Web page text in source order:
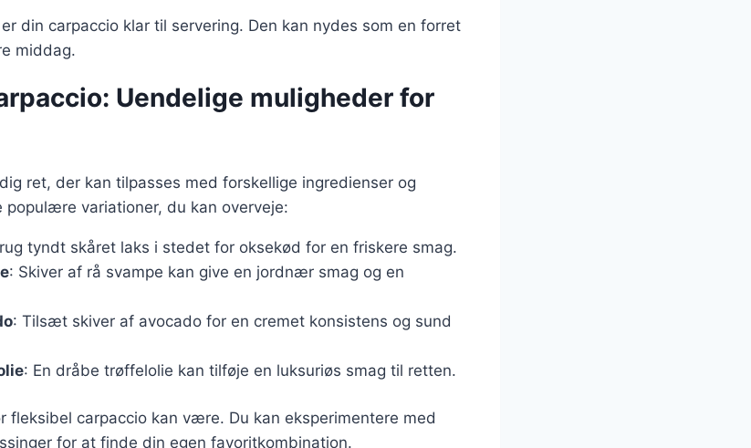
din carpaccio klar til servering. Den kan nydes som en forret
middag.
Uendelige muligheder for
ret, der kan tilpasses med forskellige ingredienser og
populære variationer, du kan overveje:
tyndt skåret laks i stedet for oksekød for en friskere smag.
: Skiver af rå svampe kan give en jordnær smag og en
: Tilsæt skiver af avocado for en cremet konsistens og sund
: En dråbe trøffelolie kan tilføje en luksuriøs smag til retten.
fleksibel carpaccio kan være. Du kan eksperimentere med
for at finde din egen favoritkombination.